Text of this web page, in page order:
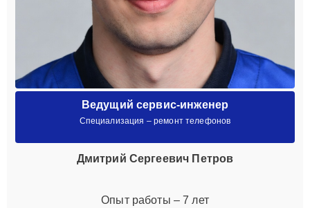
Ведущий сервис-инженер
Специализация – ремонт телефонов
Дмитрий Сергеевич Петров
Опыт работы – 7 лет